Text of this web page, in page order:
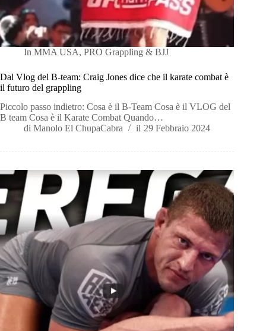
In MMA USA,PRO Grappling & BJJ
Dal Vlog del B-team: Craig Jones dice che il karate combat è
il futuro del grappling
Piccolo passo indietro: Cosa è il B-Team Cosa è il VLOG del
B team Cosa è il Karate Combat Quando…
di Manolo El ChupaCabra il 29 Febbraio 2024